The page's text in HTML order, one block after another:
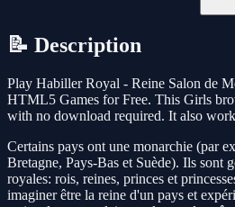
📝 Description
Play Habiller Royal - Reine Salon de
HTML5 Games for Free. This Girls
with no download required. It also
Certains pays ont une monarchie (par
Bretagne, Pays-Bas et Suède). Ils sont
royales: rois, reines, princes et
imaginer être la reine d'un pays et